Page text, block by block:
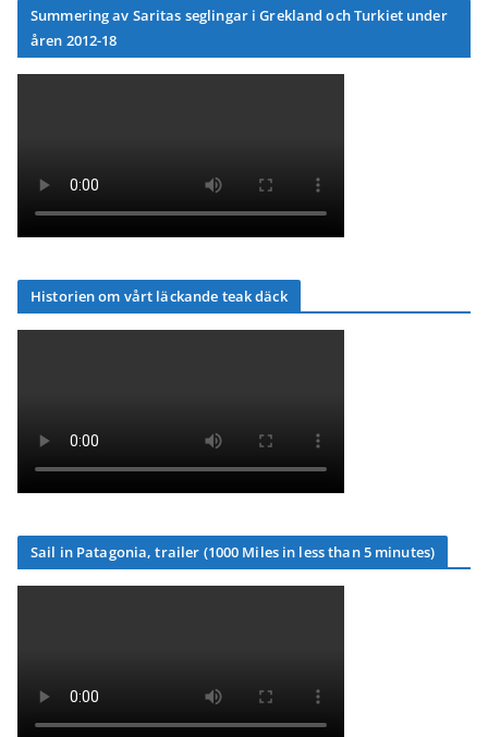
Summering av Saritas seglingar i Grekland och Turkiet under
åren 2012-18
Historien om vårt läckande teak däck
Sail in Patagonia, trailer (1000 Miles in less than 5 minutes)